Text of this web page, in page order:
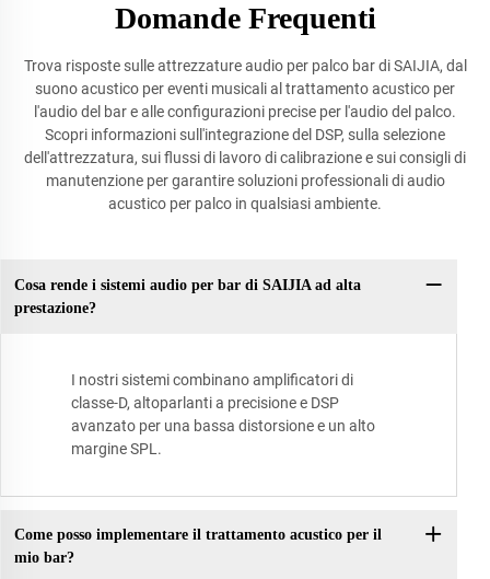
Domande Frequenti
Trova risposte sulle attrezzature audio per palco bar di SAIJIA, dal
suono acustico per eventi musicali al trattamento acustico per
l'audio del bar e alle configurazioni precise per l'audio del palco.
Scopri informazioni sull'integrazione del DSP, sulla selezione
dell'attrezzatura, sui flussi di lavoro di calibrazione e sui consigli di
manutenzione per garantire soluzioni professionali di audio
acustico per palco in qualsiasi ambiente.
Cosa rende i sistemi audio per bar di SAIJIA ad alta
prestazione?
I nostri sistemi combinano amplificatori di
classe-D, altoparlanti a precisione e DSP
avanzato per una bassa distorsione e un alto
margine SPL.
Come posso implementare il trattamento acustico per il
mio bar?